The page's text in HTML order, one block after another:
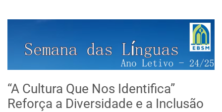
“A Cultura Que Nos Identifica”
Reforça a Diversidade e a Inclusão